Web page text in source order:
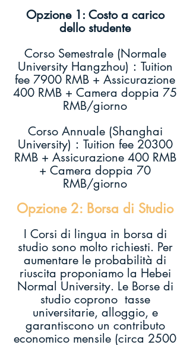
Opzione 1: Costo a carico
dello studente
Corso Semestrale (Normale
University Hangzhou)：Tuition
fee 7900 RMB + Assicurazione
400 RMB + Camera doppia 75
RMB/giorno
Corso Annuale (Shanghai
University)：Tuition fee 20300
RMB + Assicurazione 400 RMB
+ Camera doppia 70
RMB/giorno
Opzione 2: Borsa di Studio
I Corsi di lingua in borsa di
studio sono molto richiesti. Per
aumentare le probabilità di
riuscita proponiamo la Hebei
Normal University. Le Borse di
studio coprono tasse
universitarie, alloggio, e
garantiscono un contributo
economico mensile (circa 2500